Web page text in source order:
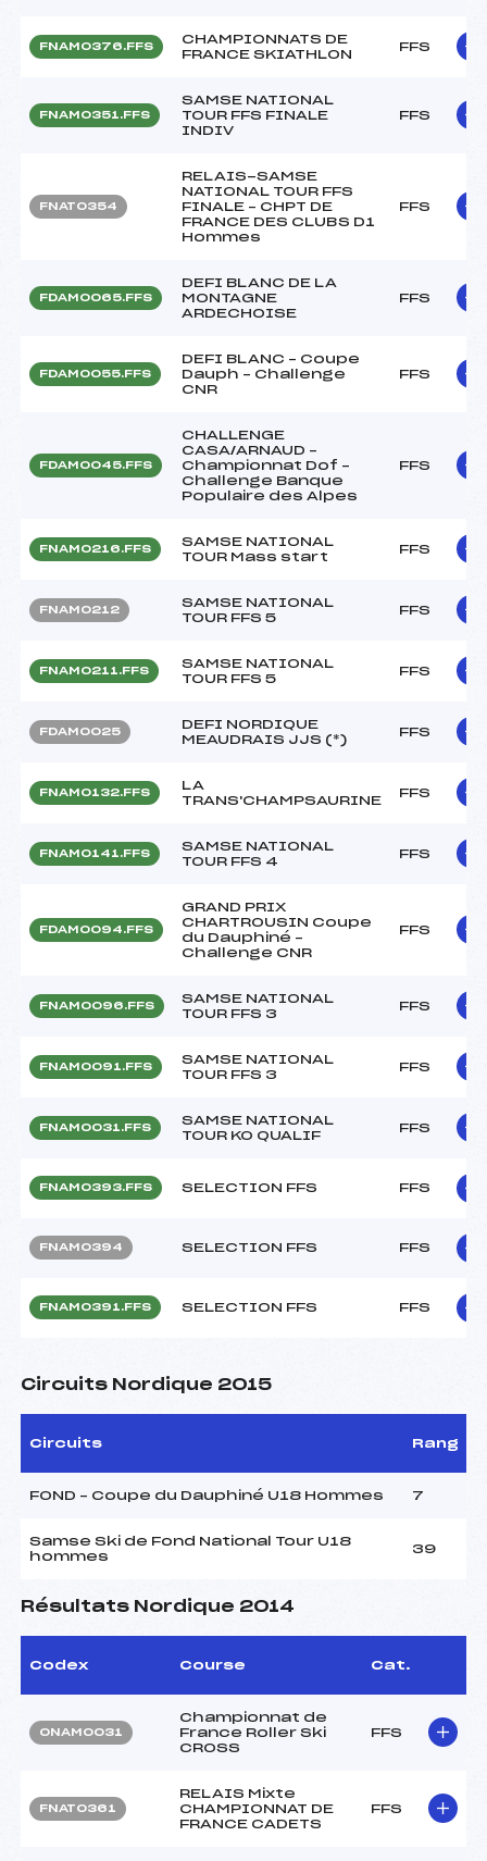
FNAM0376.FFS
CHAMPIONNATS DE
FRANCE SKIATHLON
FFS
FNAM0351.FFS
SAMSE NATIONAL
TOUR FFS FINALE
INDIV
FFS
FNAT0354
RELAIS-SAMSE
NATIONAL TOUR FFS
FINALE – CHPT DE
FRANCE DES CLUBS D1
Hommes
FFS
FDAM0065.FFS
DEFI BLANC DE LA
MONTAGNE
ARDECHOISE
FFS
FDAM0055.FFS
DEFI BLANC – Coupe
Dauph – Challenge
CNR
FFS
FDAM0045.FFS
CHALLENGE
CASA/ARNAUD –
Championnat Dof –
Challenge Banque
Populaire des Alpes
FFS
FNAM0216.FFS
SAMSE NATIONAL
TOUR Mass start
FFS
FNAM0212
SAMSE NATIONAL
TOUR FFS 5
FFS
FNAM0211.FFS
SAMSE NATIONAL
TOUR FFS 5
FFS
FDAM0025
DEFI NORDIQUE
MEAUDRAIS JJS (*)
FFS
FNAM0132.FFS
LA
TRANS'CHAMPSAURINE
FFS
FNAM0141.FFS
SAMSE NATIONAL
TOUR FFS 4
FFS
FDAM0094.FFS
GRAND PRIX
CHARTROUSIN Coupe
du Dauphiné –
Challenge CNR
FFS
FNAM0096.FFS
SAMSE NATIONAL
TOUR FFS 3
FFS
FNAM0091.FFS
SAMSE NATIONAL
TOUR FFS 3
FFS
FNAM0031.FFS
SAMSE NATIONAL
TOUR KO QUALIF
FFS
FNAM0393.FFS SELECTION FFS FFS
FNAM0394 SELECTION FFS FFS
FNAM0391.FFS SELECTION FFS FFS
Circuits Nordique 2015
Circuits Rang
FOND – Coupe du Dauphiné U18 Hommes 7
Samse Ski de Fond National Tour U18
hommes
39
Résultats Nordique 2014
Codex Course Cat.
ONAM0031
Championnat de
France Roller Ski
CROSS
FFS
FNAT0361
RELAIS Mixte
CHAMPIONNAT DE
FRANCE CADETS
FFS